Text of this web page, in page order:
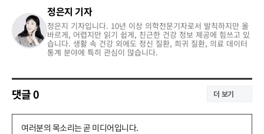
정은지 기자
정은지 기자입니다. 10년 이상 의학전문기자로서 발칙하지만 올
바르게, 어렵지만 읽기 쉽게, 친근한 건강 정보 제공에 힘쓰고 있
습니다. 생활 속 건강 외에도 정신 질환, 희귀 질환, 의료 데이터
통계 분야에 특히 관심이 많습니다.
댓글0 더 보기
댓